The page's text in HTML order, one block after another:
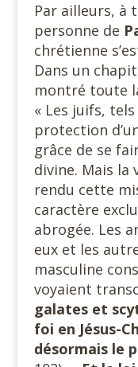
Par ailleurs, à
personne de
chrétienne
Dans un
montré toute
« Les juifs,
protection
grâce de se
divine. Mais la
rendu cette
caractère
abrogée. Les
eux et les
masculine
voyaient
galates et
foi en Jésus-
désormais le